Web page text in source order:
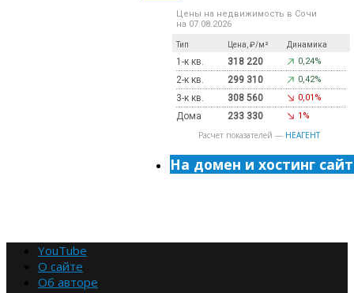
Цены на недвижимость в Сочи
на 07.08.2026
Тип Цена, ₽/м² Динамика
1-к кв. 318 220 0,24%
2-к кв. 299 310 0,42%
3-к кв. 308 560 0,01%
Дома 233 330 1%
Расчет показателей — НЕАГЕНТ
На домен и хостинг
YouTube
О сайте
Об авторе